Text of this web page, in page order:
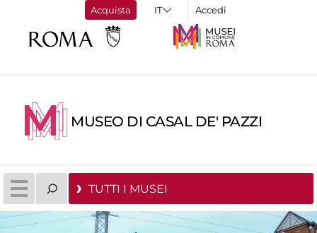
Acquista Accedi
MUSEO DI CASAL DE' PAZZI
TUTTI I MUSEI